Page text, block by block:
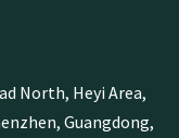
North, Heyi Area,
Guangdong,